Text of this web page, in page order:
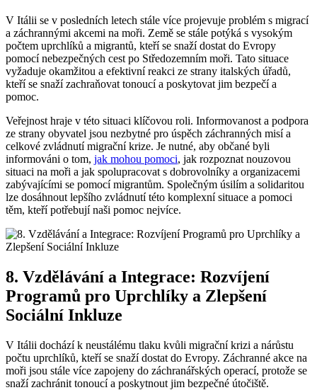
V Itálii se v posledních letech stále více projevuje problém s migrací
a záchrannými akcemi na moři. Země se stále potýká s vysokým
počtem uprchlíků a migrantů, kteří se snaží dostat do Evropy
pomocí nebezpečných cest po Středozemním moři. Tato situace
vyžaduje okamžitou a efektivní reakci ze strany italských úřadů,
kteří se snaží zachraňovat tonoucí a poskytovat jim bezpečí a
pomoc.
Veřejnost hraje v této situaci klíčovou roli. Informovanost a podpora
ze strany obyvatel jsou nezbytné pro úspěch záchranných misí a
celkové zvládnutí migrační krize. Je nutné, aby občané byli
informováni o tom, jak mohou pomoci, jak rozpoznat nouzovou
situaci na moři a jak spolupracovat s dobrovolníky a organizacemi
zabývajícími se pomocí migrantům. Společným úsilím a solidaritou
lze dosáhnout lepšího zvládnutí této komplexní situace a pomoci
těm, kteří potřebují naši pomoc nejvíce.
8. Vzdělávání a Integrace: Rozvíjení
Programů pro Uprchlíky a Zlepšení
Sociální Inkluze
V Itálii dochází k neustálému tlaku kvůli migrační krizi a nárůstu
počtu uprchlíků, kteří se snaží dostat do Evropy. Záchranné akce na
moři jsou stále více zapojeny do záchranářských operací, protože se
snaží zachránit tonoucí a poskytnout jim bezpečné útočiště.